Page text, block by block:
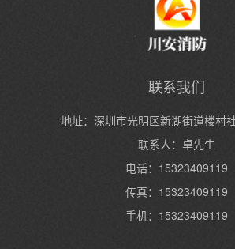
联系我们
地址：深圳市光明区新湖街道楼村
联系人：卓先生
电话：15323409119
传真：15323409119
手机：15323409119